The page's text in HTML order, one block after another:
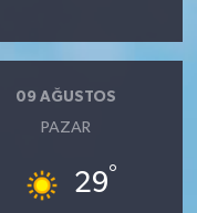
09 AĞUSTOS
PAZAR
29°